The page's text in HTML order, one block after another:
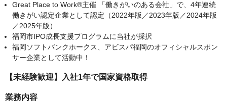
Great Place to Work®主催 「働きがいのある会社」で、4年連続
働きがい認定企業として認定（2022年版／2023年版／2024年版
／2025年版）
福岡市IPO成長支援プログラムに当社が採択
福岡ソフトバンクホークス、アビスパ福岡のオフィシャルスポン
サー企業として活動中！
【未経験歓迎】入社1年で国家資格取得
業務内容